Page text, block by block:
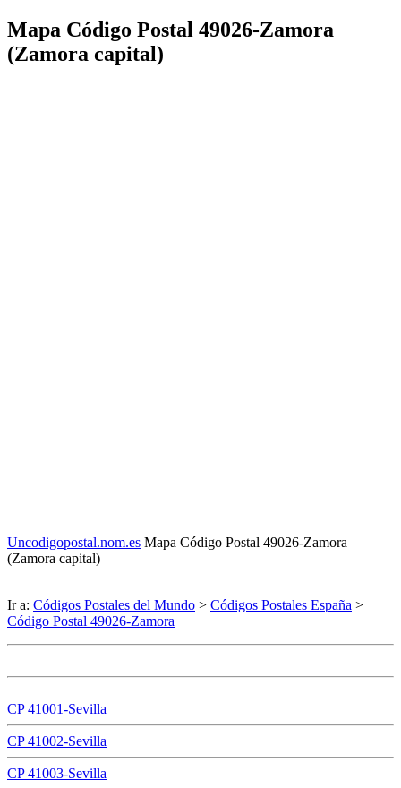
Mapa Código Postal 49026-Zamora
(Zamora capital)
Uncodigopostal.nom.es Mapa Código Postal 49026-Zamora
(Zamora capital)
Ir a: Códigos Postales del Mundo > Códigos Postales España >
Código Postal 49026-Zamora
CP 41001-Sevilla
CP 41002-Sevilla
CP 41003-Sevilla